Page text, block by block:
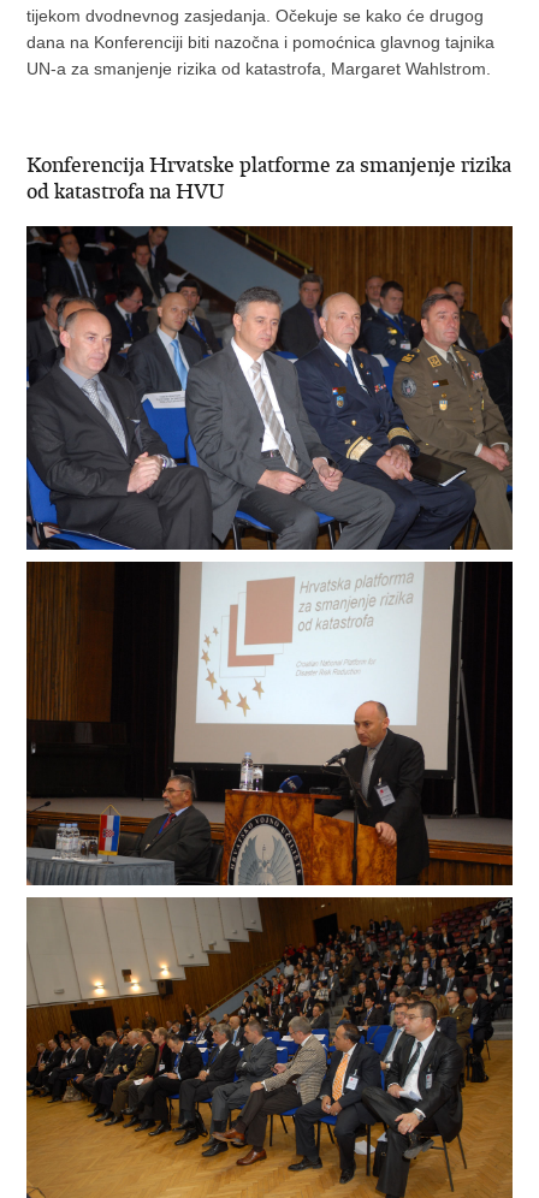
tijekom dvodnevnog zasjedanja. Očekuje se kako će drugog
dana na Konferenciji biti nazočna i pomoćnica glavnog tajnika
UN-a za smanjenje rizika od katastrofa, Margaret Wahlstrom.
Konferencija Hrvatske platforme za smanjenje rizika
od katastrofa na HVU